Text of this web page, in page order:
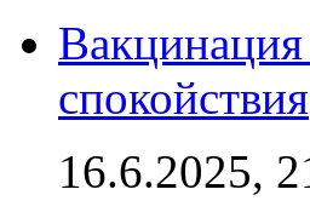
спокойствия
16.6.2025,